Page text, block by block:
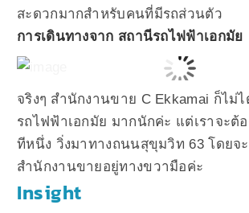
สะดวกมากสำหรับคนที่มีรถส่วนตัว
การเดินทางจาก สถานีรถไฟฟ้าเอกมัย
จริงๆ สำนักงานขาย C Ekkamai ก็ไม่
รถไฟฟ้าเอกมัย มากนักค่ะ แต่เราจะต้
ทีหนึ่ง วิ่งมาทางถนนสุขุมวิท 63 โดยจะ
สำนักงานขายอยู่ทางขวามือค่ะ
Insight